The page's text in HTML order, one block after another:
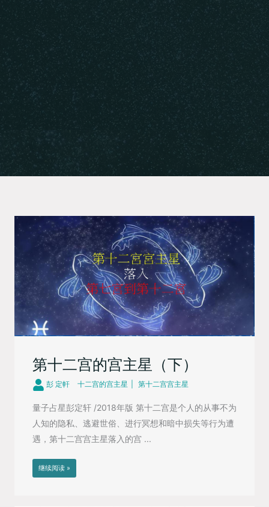
第十二宫的宫主星（下）
彭 定軒 十二宫的宫主星 第十二宫宫主星
量子占星彭定轩 /2018年版 第十二宫是个人的从事不为
人知的隐私、逃避世俗、进行冥想和暗中损失等行为遭
遇，第十二宫宫主星落入的宫 ...
继续阅读 »